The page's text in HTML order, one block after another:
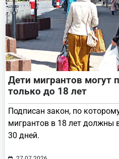
Дети мигрантов могут
только до 18 лет
Подписан закон, по
мигрантов в 18 лет должны
30 дней.